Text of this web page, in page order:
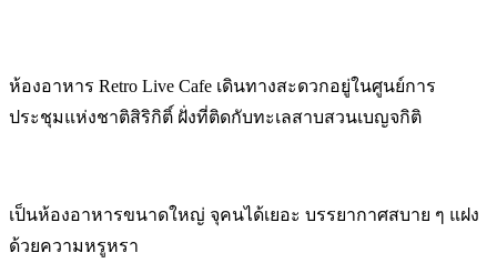
ห้องอาหาร Retro Live Cafe เดินทางสะดวกอยู่ในศูนย์การ
ประชุมแห่งชาติสิริกิติ์ ฝั่งที่ติดกับทะเลสาบสวนเบญจกิติ
เป็นห้องอาหารขนาดใหญ่ จุคนได้เยอะ บรรยากาศสบาย ๆ แฝง
ด้วยความหรูหรา